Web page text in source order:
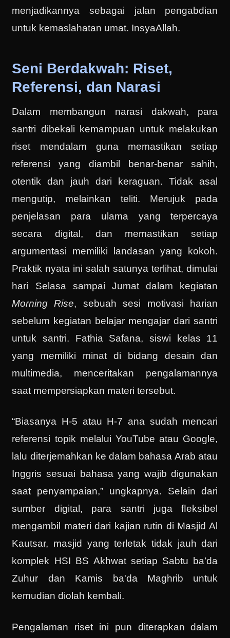
menjadikannya sebagai jalan pengabdian
untuk kemaslahatan umat. InsyaAllah.
Seni Berdakwah: Riset,
Referensi, dan Narasi
Dalam membangun narasi dakwah, para
santri dibekali kemampuan untuk melakukan
riset mendalam guna memastikan setiap
referensi yang diambil benar-benar sahih,
otentik dan jauh dari keraguan. Tidak asal
mengutip, melainkan teliti. Merujuk pada
penjelasan para ulama yang terpercaya
secara digital, dan memastikan setiap
argumentasi memiliki landasan yang kokoh.
Praktik nyata ini salah satunya terlihat, dimulai
hari Selasa sampai Jumat dalam kegiatan
Morning Rise, sebuah sesi motivasi harian
sebelum kegiatan belajar mengajar dari santri
untuk santri. Fathia Safana, siswi kelas 11
yang memiliki minat di bidang desain dan
multimedia, menceritakan pengalamannya
saat mempersiapkan materi tersebut.
“Biasanya H-5 atau H-7 ana sudah mencari
referensi topik melalui YouTube atau Google,
lalu diterjemahkan ke dalam bahasa Arab atau
Inggris sesuai bahasa yang wajib digunakan
saat penyampaian,” ungkapnya. Selain dari
sumber digital, para santri juga ﬂeksibel
mengambil materi dari kajian rutin di Masjid Al
Kautsar, masjid yang terletak tidak jauh dari
komplek HSI BS Akhwat setiap Sabtu ba’da
Zuhur dan Kamis ba'da Maghrib untuk
kemudian diolah kembali.
Pengalaman riset ini pun diterapkan dalam